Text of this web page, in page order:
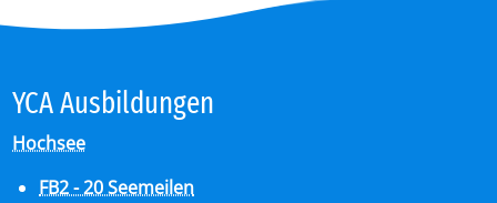
YCA Aus­bil­dun­gen
Hochsee
FB2 - 20 Seemeilen